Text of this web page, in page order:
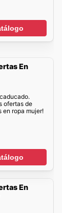
En
ofertas de
en ropa mujer!
En